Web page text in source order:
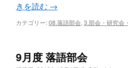
きを読む →
カテゴリー:08.落語部会, 3.部会・研究会
9月度 落語部会